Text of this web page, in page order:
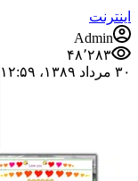
اینترنت
Admin
۴۸٬۲۸۳
۳۰ مرداد ۱۳۸۹،‏ ۱۲:۵۹